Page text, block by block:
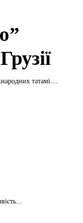
татамі....